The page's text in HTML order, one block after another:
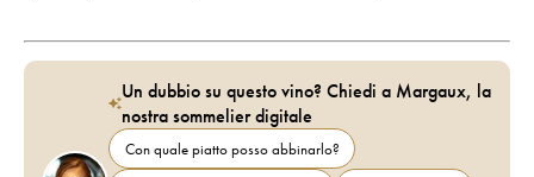
Un dubbio su questo vino? Chiedi a Margaux, la
nostra sommelier digitale
Con quale piatto posso abbinarlo?